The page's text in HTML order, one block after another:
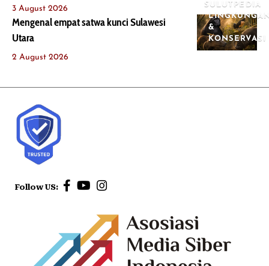
3 August 2026
SULUTPEDIA
&
KONSERVASI
Mengenal empat satwa kunci Sulawesi
Utara
2 August 2026
Follow US: